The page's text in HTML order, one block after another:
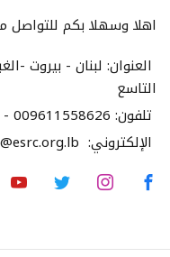
اهلا وسهلا بكم للتواصل
العنوان: لبنان - بيروت -
التاسع
تلفون: 009611558626
الإلكتروني: